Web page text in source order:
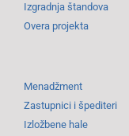
Izgradnja štandova
Overa projekta
Menadžment
Zastupnici i špediteri
Izložbene hale